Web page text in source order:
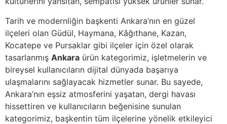
Tarih ve modernliğin başkenti Ankara’nın en güzel
ilçeleri olan Güdül, Haymana, Kâğıthane, Kazan,
Kocatepe ve Pursaklar gibi ilçeler için özel olarak
tasarlanmış Ankara ürün kategorimiz, işletmelerin ve
bireysel kullanıcıların dijital dünyada başarıya
ulaşmalarını sağlayacak hizmetler sunar. Bu sayede,
Ankara’nın eşsiz atmosferini yaşatan, dergi havası
hissettiren ve kullanıcıların beğenisine sunulan
kategorimiz, başkentin tüm ilçelerine yönelik etkileyici